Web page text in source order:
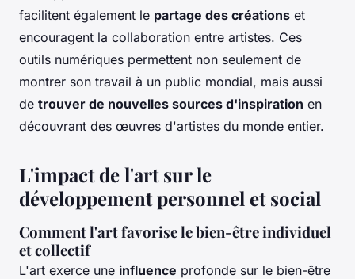
facilitent également le partage des créations et
encouragent la collaboration entre artistes. Ces
outils numériques permettent non seulement de
montrer son travail à un public mondial, mais aussi
de trouver de nouvelles sources d'inspiration en
découvrant des œuvres d'artistes du monde entier.
L'impact de l'art sur le
développement personnel et social
Comment l'art favorise le bien-être individuel
et collectif
L'art exerce une influence profonde sur le bien-être